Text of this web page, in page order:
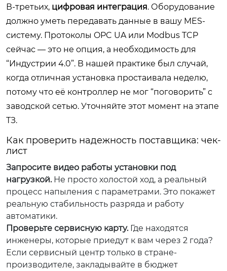
В-третьих, цифровая интеграция. Оборудование
должно уметь передавать данные в вашу MES-
систему. Протоколы OPC UA или Modbus TCP
сейчас — это не опция, а необходимость для
“Индустрии 4.0”. В нашей практике был случай,
когда отличная установка простаивала неделю,
потому что её контроллер не мог “поговорить” с
заводской сетью. Уточняйте этот момент на этапе
ТЗ.
Как проверить надежность поставщика: чек-
лист
Запросите видео работы установки под
нагрузкой.Не просто холостой ход, а реальный
процесс напыления с параметрами. Это покажет
реальную стабильность разряда и работу
автоматики.
Проверьте сервисную карту.Где находятся
инженеры, которые приедут к вам через 2 года?
Если сервисный центр только в стране-
производителе, закладывайте в бюджет